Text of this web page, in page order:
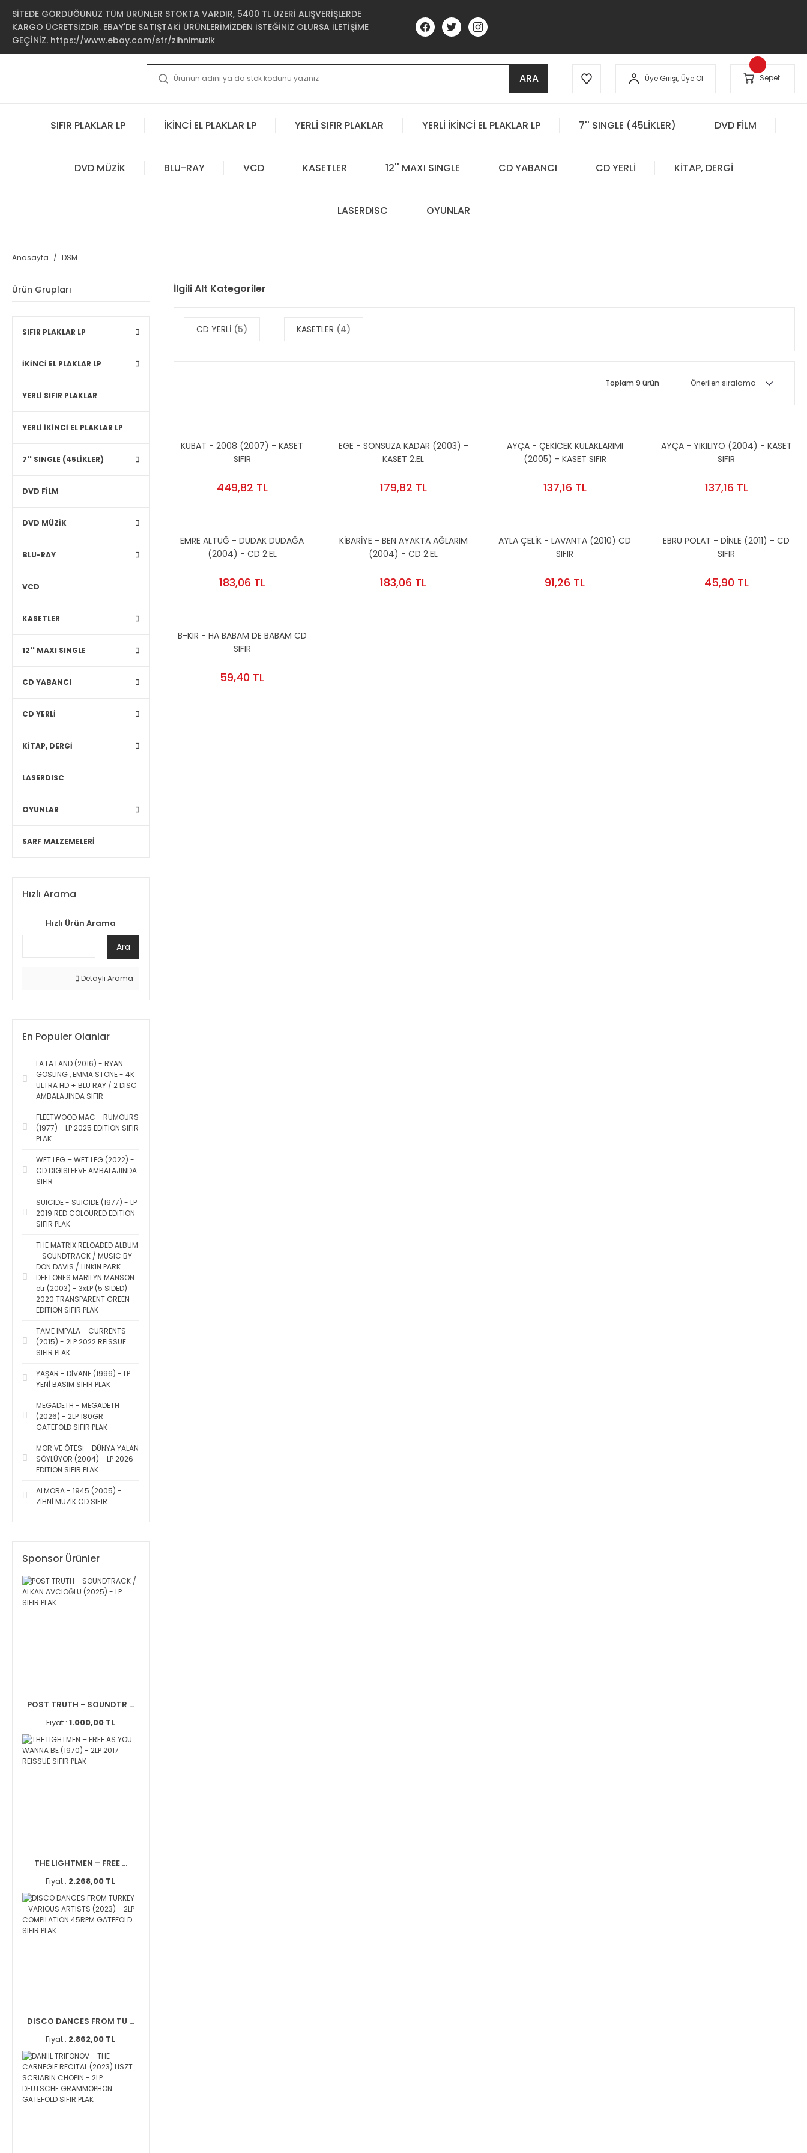
SİTEDE GÖRDÜĞÜNÜZ TÜM ÜRÜNLER STOKTA VARDIR, 5400 TL ÜZERİ ALIŞVERİŞLERDE
KARGO ÜCRETSİZDİR. EBAY'DE SATIŞTAKİ ÜRÜNLERİMİZDEN İSTEĞİNİZ OLURSA İLETİŞİME
GEÇİNİZ. https://www.ebay.com/str/zihnimuzik
ARA Üye Girişi, Üye Ol Sepet
SIFIR PLAKLAR LP İKİNCİ EL PLAKLAR LP YERLİ SIFIR PLAKLAR YERLİ İKİNCİ EL PLAKLAR LP 7'' SINGLE (45LİKLER) DVD FİLM
DVD MÜZİK BLU-RAY VCD KASETLER 12'' MAXI SINGLE CD YABANCI CD YERLİ KİTAP, DERGİ
LASERDISC OYUNLAR
Anasayfa DSM
Ürün Grupları
SIFIR PLAKLAR LP
İKİNCİ EL PLAKLAR LP
YERLİ SIFIR PLAKLAR
YERLİ İKİNCİ EL PLAKLAR LP
7'' SINGLE (45LİKLER)
DVD FİLM
DVD MÜZİK
BLU-RAY
VCD
KASETLER
12'' MAXI SINGLE
CD YABANCI
CD YERLİ
KİTAP, DERGİ
LASERDISC
OYUNLAR
SARF MALZEMELERİ
Hızlı Arama
Hızlı Ürün Arama
Ara
Detaylı Arama
En Populer Olanlar
LA LA LAND (2016) - RYAN
GOSLING , EMMA STONE - 4K
ULTRA HD + BLU RAY / 2 DISC
AMBALAJINDA SIFIR
FLEETWOOD MAC - RUMOURS
(1977) - LP 2025 EDITION SIFIR
PLAK
WET LEG – WET LEG (2022) -
CD DIGISLEEVE AMBALAJINDA
SIFIR
SUICIDE - SUICIDE (1977) - LP
2019 RED COLOURED EDITION
SIFIR PLAK
THE MATRIX RELOADED ALBUM
- SOUNDTRACK / MUSIC BY
DON DAVIS / LINKIN PARK
DEFTONES MARILYN MANSON
etr (2003) - 3xLP (5 SIDED)
2020 TRANSPARENT GREEN
EDITION SIFIR PLAK
TAME IMPALA - CURRENTS
(2015) - 2LP 2022 REISSUE
SIFIR PLAK
YAŞAR - DİVANE (1996) - LP
YENİ BASIM SIFIR PLAK
MEGADETH - MEGADETH
(2026) - 2LP 180GR
GATEFOLD SIFIR PLAK
MOR VE ÖTESİ - DÜNYA YALAN
SÖYLÜYOR (2004) - LP 2026
EDITION SIFIR PLAK
ALMORA - 1945 (2005) -
ZİHNİ MÜZİK CD SIFIR
Sponsor Ürünler
POST TRUTH - SOUNDTR ...
Fiyat : 1.000,00 TL
THE LIGHTMEN – FREE ...
Fiyat : 2.268,00 TL
DISCO DANCES FROM TU ...
Fiyat : 2.862,00 TL
İlgili Alt Kategoriler
CD YERLİ (5) KASETLER (4)
Toplam 9 ürün
KUBAT - 2008 (2007) - KASET
SIFIR
449,82 TL
EGE - SONSUZA KADAR (2003) -
KASET 2.EL
179,82 TL
AYÇA - ÇEKİCEK KULAKLARIMI
(2005) - KASET SIFIR
137,16 TL
AYÇA - YIKILIYO (2004) - KASET
SIFIR
137,16 TL
EMRE ALTUĞ - DUDAK DUDAĞA
(2004) - CD 2.EL
183,06 TL
KİBARİYE - BEN AYAKTA AĞLARIM
(2004) - CD 2.EL
183,06 TL
AYLA ÇELİK - LAVANTA (2010) CD
SIFIR
91,26 TL
EBRU POLAT - DİNLE (2011) - CD
SIFIR
45,90 TL
B-KIR - HA BABAM DE BABAM CD
SIFIR
59,40 TL